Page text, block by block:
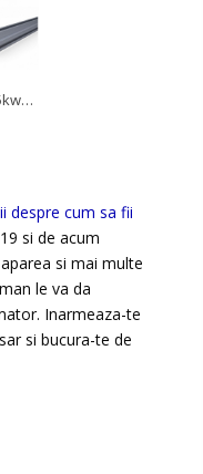
Sistem fotovoltaic on-grid Fronius 5kwp prindere tabla
despre cum sa fii
si de acum
si mai multe
le va da
Inarmeaza-te
si bucura-te de